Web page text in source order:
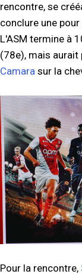
rencontre, se
conclure une
L'ASM termine à
(78e), mais aurait
Camara sur la
Pour la rencontre,